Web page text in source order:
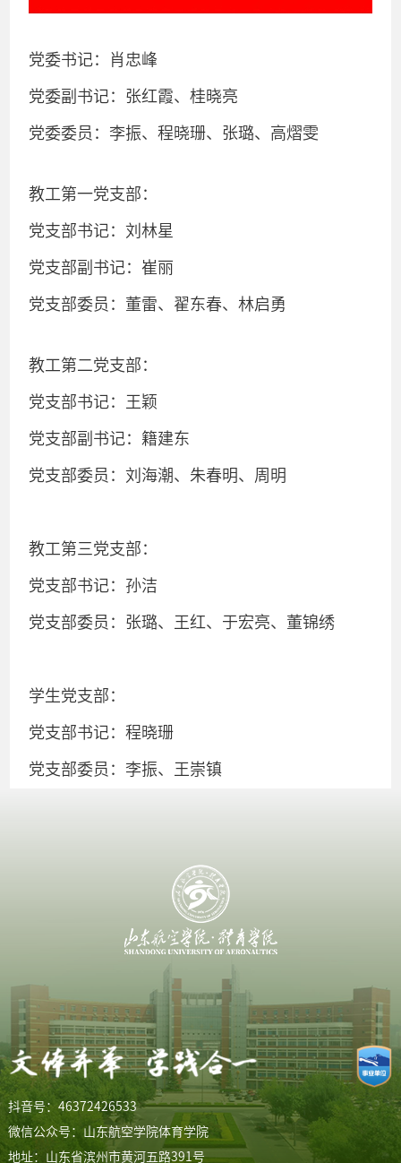
党委书记：肖忠峰
党委副书记：张红霞、桂晓亮
党委委员：李振、程晓珊、张璐、高熠雯
教工第一党支部：
党支部书记：刘林星
党支部副书记：崔丽
党支部委员：董雷、翟东春、林启勇
教工第二党支部：
党支部书记：王颖
党支部副书记：籍建东
党支部委员：刘海潮、朱春明、周明
教工第三党支部：
党支部书记：孙洁
党支部委员：张璐、王红、于宏亮、董锦绣
学生党支部：
党支部书记：程晓珊
党支部委员：李振、王崇镇
抖音号：46372426533
微信公众号：山东航空学院体育学院
地址：山东省滨州市黄河五路391号